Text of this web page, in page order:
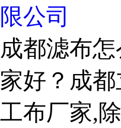
限公司
成都滤布
家好？成
工布厂家,